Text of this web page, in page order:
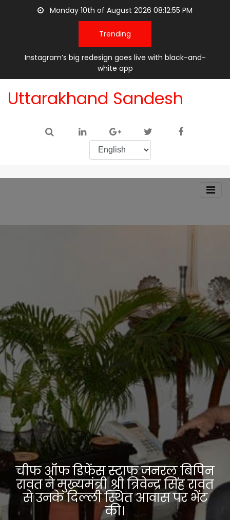
Monday 10th of August 2026 08:12:55 PM
Trending
Instagram’s big redesign goes live with black-and-
white app
Uttarakhand Sandesh
चीफ ऑफ डिफेंस स्टाफ जनरल बिपिन
रावत ने मुख्यमंत्री श्री त्रिवेन्द्र सिंह रावत
से उनके दिल्ली स्थित आवास पर भेंट
की।